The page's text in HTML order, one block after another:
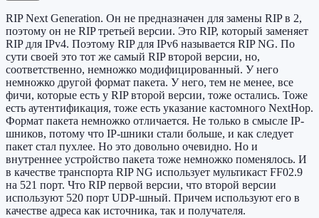
RIP Next Generation. Он не предназначен для замены RIP в 2,
поэтому он не RIP третьей версии. Это RIP, который заменяет
RIP для IPv4. Поэтому RIP для IPv6 называется RIP NG. По
сути своей это тот же самый RIP второй версии, но,
соответственно, немножко модифицированный. У него
немножко другой формат пакета. У него, тем не менее, все
фичи, которые есть у RIP второй версии, тоже остались. Тоже
есть аутентификация, тоже есть указание кастомного NextHop.
Формат пакета немножко отличается. Не только в смысле IP-
шников, потому что IP-шники стали больше, и как следует
пакет стал пухлее. Но это довольно очевидно. Но и
внутреннее устройство пакета тоже немножко поменялось. И
в качестве транспорта RIP NG использует мультикаст FF02.9
на 521 порт. Что RIP первой версии, что второй версии
используют 520 порт UDP-шный. Причем используют его в
качестве адреса как источника, так и получателя.